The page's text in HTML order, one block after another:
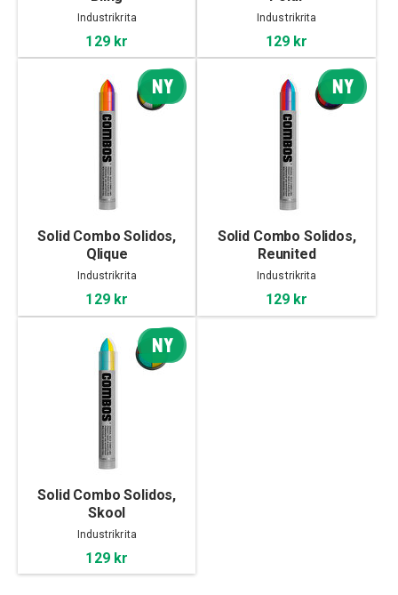
Industrikrita
129 kr
Industrikrita
129 kr
NY
Solid Combo Solidos,
Qlique
Industrikrita
129 kr
NY
Solid Combo Solidos,
Reunited
Industrikrita
129 kr
NY
Solid Combo Solidos,
Skool
Industrikrita
129 kr